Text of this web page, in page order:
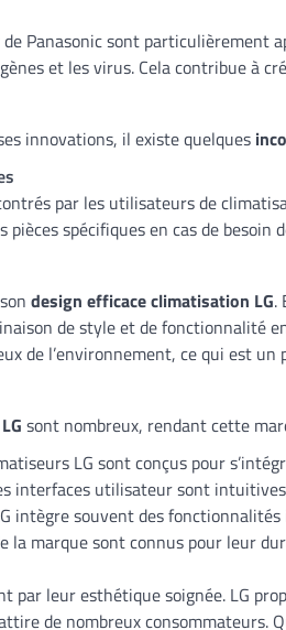
Panasonic sont
et les virus. Cela contribue à
innovations, il existe quelques
par les utilisateurs de
spécifiques en cas de
design efficace climatisation LG.
de style et de fonctionnalité
de l’environnement, ce qui est
sont nombreux, rendant cette
LG sont conçus pour
interfaces utilisateur sont
intègre souvent des
la marque sont connus pour leur
par leur esthétique soignée. LG
de nombreux consommateurs.